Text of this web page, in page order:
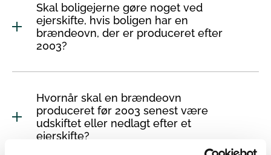
Skal boligejerne gøre noget ved
ejerskifte, hvis boligen har en
brændeovn, der er produceret efter
2003?
Hvornår skal en brændeovn
produceret før 2003 senest være
udskiftet eller nedlagt efter et
ejerskifte?